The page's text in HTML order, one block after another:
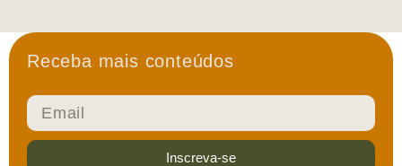
Receba mais conteúdos
Inscreva-se